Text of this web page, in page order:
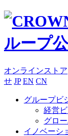
オンラインストア
せ JP EN CN
グループビ
経営
グロ
イノベーシ